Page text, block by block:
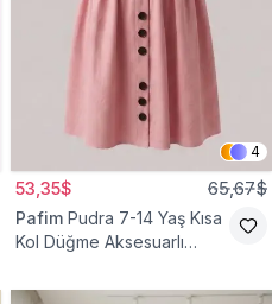
4
53,35$ 65,67$
Pafim Pudra 7-14 Yaş Kısa
Kol Düğme Aksesuarlı